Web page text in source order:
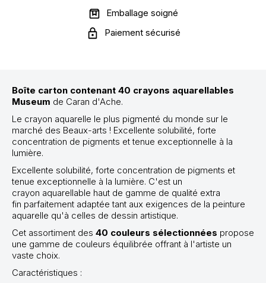
Emballage soigné
Paiement sécurisé
Boîte carton contenant 40 crayons aquarellables
Museum de Caran d'Ache.
Le crayon aquarelle le plus pigmenté du monde sur le
marché des Beaux-arts ! Excellente solubilité, forte
concentration de pigments et tenue exceptionnelle à la
lumière.
Excellente solubilité, forte concentration de pigments et
tenue exceptionnelle à la lumière. C'est un
crayon aquarellable haut de gamme de qualité extra
fin parfaitement adaptée tant aux exigences de la peinture
aquarelle qu'à celles de dessin artistique.
Cet assortiment des 40 couleurs sélectionnées propose
une gamme de couleurs équilibrée offrant à l'artiste un
vaste choix.
Caractéristiques :